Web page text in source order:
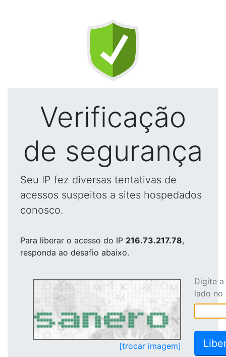
Verificação
de segurança
Seu IP fez diversas tentativas de
acessos suspeitos a sites hospedados
conosco.
Para liberar o acesso do IP 216.73.217.78,
responda ao desafio abaixo.
[trocar imagem]
Digite
lado no